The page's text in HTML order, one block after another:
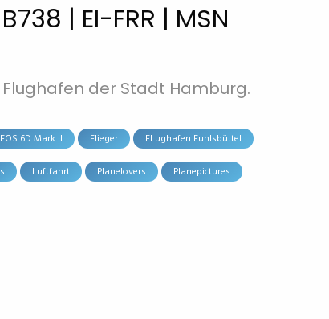
| EI-FRR | MSN
der Stadt Hamburg.
EOS 6D Mark II Flieger FLughafen Fuhlsbüttel
Luftfahrt Planelovers Planepictures